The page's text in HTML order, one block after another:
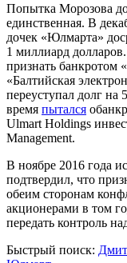
Попытка Морозова
единственная. В
дочек «Юлмарта»
1 миллиард
признать банкротом
«Балтийская
переуступал долг на
время пытался
Ulmart Holdings
Management.
В ноябре 2016 года
подтвердил, что
обеим сторонам
акционерами в том
передать контроль
Быстрый поиск: